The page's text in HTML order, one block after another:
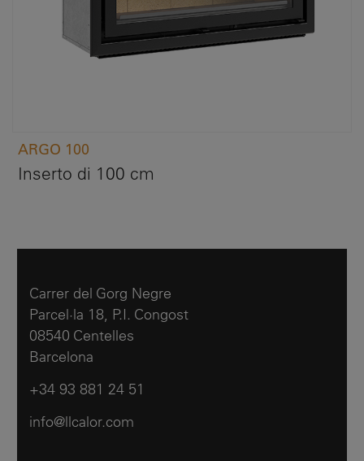
ARGO 100
Inserto di 100 cm
Carrer del Gorg Negre
Parcel·la 18, P.I. Congost
08540 Centelles
Barcelona
+34 93 881 24 51
info@llcalor.com